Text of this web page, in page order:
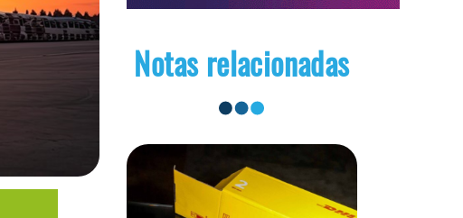
Notas relacionadas